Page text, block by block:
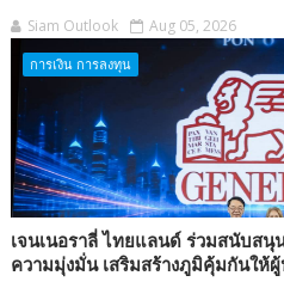
Siam Outlook Aug 05, 2026
การเงิน การลงทุน
เจนเนอราลี่ ไทยแลนด์ ร่วมสนับสนุน
ความมุ่งมั่น เสริมสร้างภูมิคุ้มกันให้